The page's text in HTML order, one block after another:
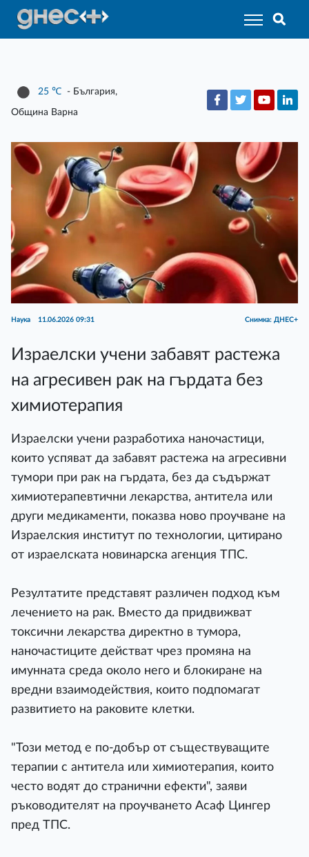
25 ℃ - България,
Община Варна
Наука 11.06.2026 09:31 Снимка: ДНЕС+
Израелски учени забавят растежа
на агресивен рак на гърдата без
химиотерапия
Израелски учени разработиха наночастици,
които успяват да забавят растежа на агресивни
тумори при рак на гърдата, без да съдържат
химиотерапевтични лекарства, антитела или
други медикаменти, показва ново проучване на
Израелския институт по технологии, цитирано
от израелската новинарска агенция ТПС.
Резултатите представят различен подход към
лечението на рак. Вместо да придвижват
токсични лекарства директно в тумора,
наночастиците действат чрез промяна на
имунната среда около него и блокиране на
вредни взаимодействия, които подпомагат
развитието на раковите клетки.
"Този метод е по-добър от съществуващите
терапии с антитела или химиотерапия, които
често водят до странични ефекти", заяви
ръководителят на проучването Асаф Цингер
пред ТПС.